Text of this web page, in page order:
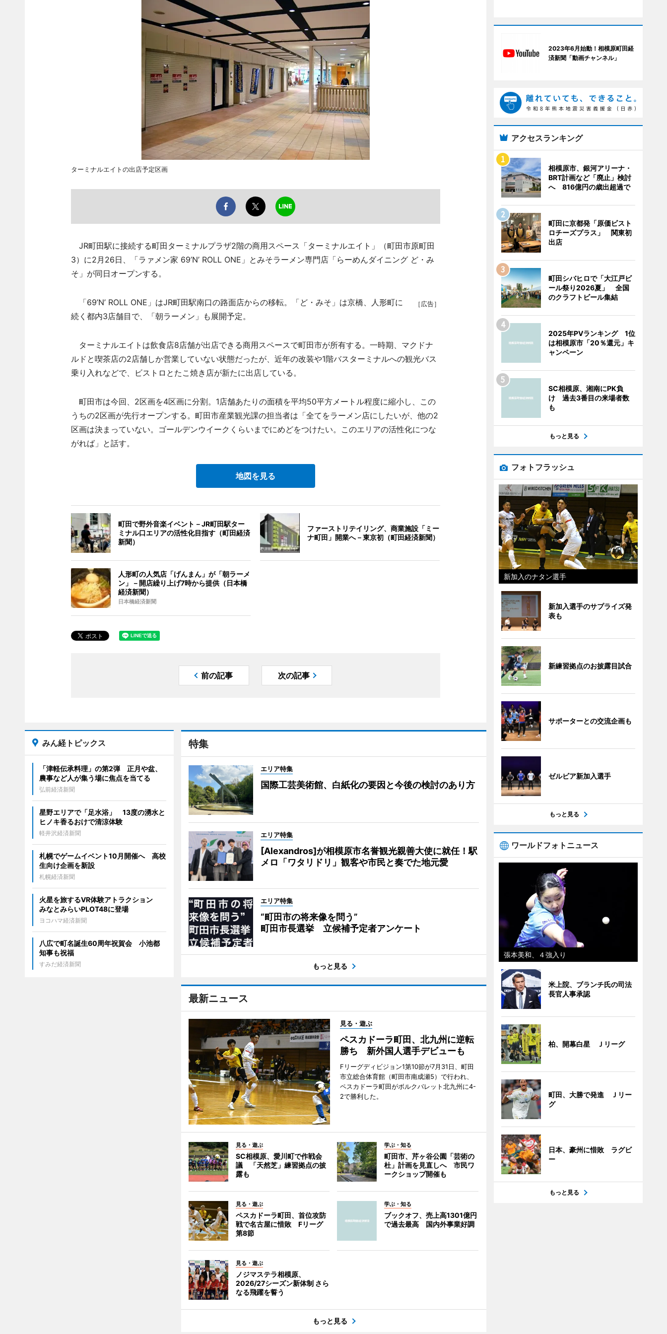
ターミナルエイトの出店予定区画
JR町田駅に接続する町田ターミナルプラザ2階の商用スペース「ターミナルエイト」（町田市原町田
3）に2月26日、「ラァメン家 69’N’ ROLL ONE」とみそラーメン専門店「らーめんダイニング ど・み
そ」が同日オープンする。
［広告］
「69’N’ ROLL ONE」はJR町田駅南口の路面店からの移転。「ど・みそ」は京橋、人形町に
続く都内3店舗目で、「朝ラーメン」も展開予定。
ターミナルエイトは飲食店8店舗が出店できる商用スペースで町田市が所有する。一時期、マクドナ
ルドと喫茶店の2店舗しか営業していない状態だったが、近年の改装や1階バスターミナルへの観光バス
乗り入れなどで、ビストロとたこ焼き店が新たに出店している。
町田市は今回、2区画を4区画に分割。1店舗あたりの面積を平均50平方メートル程度に縮小し、この
うちの2区画が先行オープンする。町田市産業観光課の担当者は「全てをラーメン店にしたいが、他の2
区画は決まっていない。ゴールデンウイークくらいまでにめどをつけたい。このエリアの活性化につな
がれば」と話す。
地図を見る
町田で野外音楽イベント－JR町田駅ター
ミナル口エリアの活性化目指す（町田経済
新聞）
ファーストリテイリング、商業施設「ミー
ナ町田」開業へ－東京初（町田経済新聞）
人形町の人気店「げんまん」が「朝ラーメ
ン」－開店繰り上げ7時から提供（日本橋
経済新聞）
日本橋経済新聞
前の記事 次の記事
特集
エリア特集
国際工芸美術館、白紙化の要因と今後の検討のあり方
エリア特集
[Alexandros]が相模原市名誉観光親善大使に就任！駅
メロ「ワタリドリ」観客や市民と奏でた地元愛
エリア特集
“町田市の将来像を問う”
町田市長選挙 立候補予定者アンケート
もっと見る
最新ニュース
見る・遊ぶ
ペスカドーラ町田、北九州に逆転
勝ち 新外国人選手デビューも
Fリーグディビジョン1第10節が7月31日、町田
市立総合体育館（町田市南成瀬5）で行われ、
ペスカドーラ町田がボルクバレット北九州に4-
2で勝利した。
見る・遊ぶ
SC相模原、愛川町で作戦会
議 「天然芝」練習拠点の披
露も
学ぶ・知る
町田市、芹ヶ谷公園「芸術の
杜」計画を見直しへ 市民ワ
ークショップ開催も
見る・遊ぶ
ペスカドーラ町田、首位攻防
戦で名古屋に惜敗 Fリーグ
第8節
学ぶ・知る
ブックオフ、売上高1301億円
で過去最高 国内外事業好調
見る・遊ぶ
ノジマステラ相模原、
2026/27シーズン新体制 さら
なる飛躍を誓う
もっと見る
みん経トピックス
「津軽伝承料理」の第2弾 正月や盆、
農事など人が集う場に焦点を当てる
弘前経済新聞
星野エリアで「足水浴」 13度の湧水と
ヒノキ香るおけで清涼体験
軽井沢経済新聞
札幌でゲームイベント10月開催へ 高校
生向け企画を新設
札幌経済新聞
火星を旅するVR体験アトラクション
みなとみらいPLOT48に登場
ヨコハマ経済新聞
八広で町名誕生60周年祝賀会 小池都
知事も祝福
すみだ経済新聞
2023年6月始動！相模原町田経
済新聞「動画チャンネル」
アクセスランキング
相模原市、銀河アリーナ・
BRT計画など「廃止」検討
へ 816億円の歳出超過で
町田に京都発「原価ビスト
ロチーズプラス」 関東初
出店
町田シバヒロで「大江戸ビ
ール祭り2026夏」 全国
のクラフトビール集結
2025年PVランキング 1位
は相模原市「20％還元」キ
ャンペーン
SC相模原、湘南にPK負
け 過去3番目の来場者数
も
もっと見る
フォトフラッシュ
新加入のナタン選手
新加入選手のサプライズ発
表も
新練習拠点のお披露目試合
サポーターとの交流企画も
ゼルビア新加入選手
もっと見る
ワールドフォトニュース
張本美和、４強入り
米上院、ブランチ氏の司法
長官人事承認
柏、開幕白星 Ｊリーグ
町田、大勝で発進 Ｊリー
グ
日本、豪州に惜敗 ラグビ
ー
もっと見る